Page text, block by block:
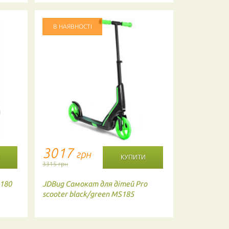
В НАЯВНОСТІ
3017грн
3315 грн
JDBug Самокат для дітей Pro
scooter black/green MS185